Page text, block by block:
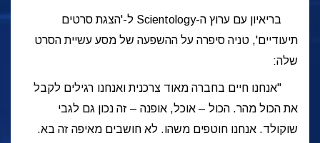
בריאיון עם ערוץ ה-Scientology ל-'הצגת סרטים
תיעודיים', טניה סיפרה על ההשפעה של מסע עשיית הסרט
שלה:
"אנחנו חיים בחברה מאוד צרכנית ואנחנו רגילים לקבל
את הכול מהר. הכול – אוכל, אופנה – זה נכון גם לגבי
שוקולד. אנחנו חוטפים משהו. לא חושבים מאיפה זה בא.